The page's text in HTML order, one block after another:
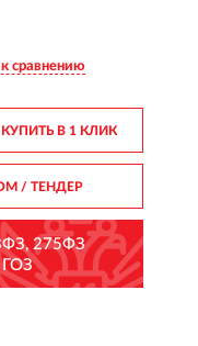
сравнению
КУПИТЬ В 1 КЛИК
/ ТЕНДЕР
275ФЗ
ГОЗ